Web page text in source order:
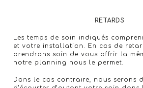
RETARDS
Les temps de soin indiqués
et votre installation. En cas de
prendrons soin de vous offrir la
notre planning nous le permet.
Dans le cas contraire, nous serons